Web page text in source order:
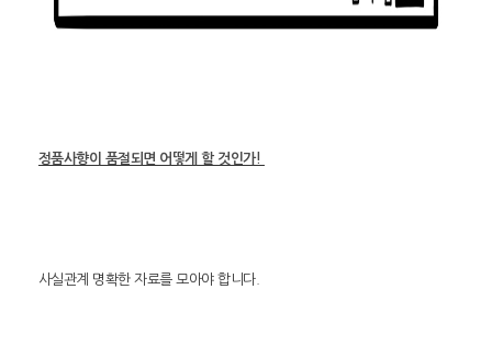
정품사향이 품절되면 어떻게 할 것인가!
사실관계 명확한 자료를 모아야 합니다.